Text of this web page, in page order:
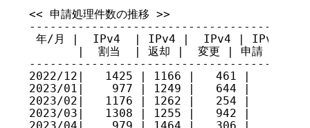
<< 申請処理件数の推移 >>
年/月 |  IPv4  | IPv4 |  IPv4 | IPv4 審議
|  割当  | 返却 |  変更 | 申請 承認 |
2022/12|   1425 | 1166 |   461 |
2023/01|    977 | 1249 |   644 |
2023/02|   1176 | 1262 |   254 |
2023/03|   1308 | 1255 |   942 |